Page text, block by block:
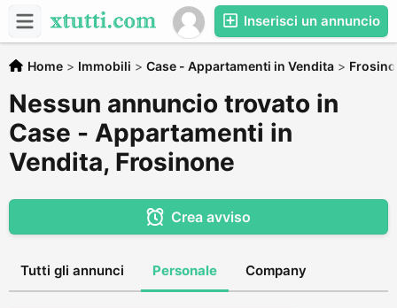
Inserisci un annuncio
Home > Immobili > Case - Appartamenti in Vendita >
Nessun annuncio trovato in
Case - Appartamenti in
Vendita, Frosinone
Crea avviso
Tutti gli annunci Personale Company